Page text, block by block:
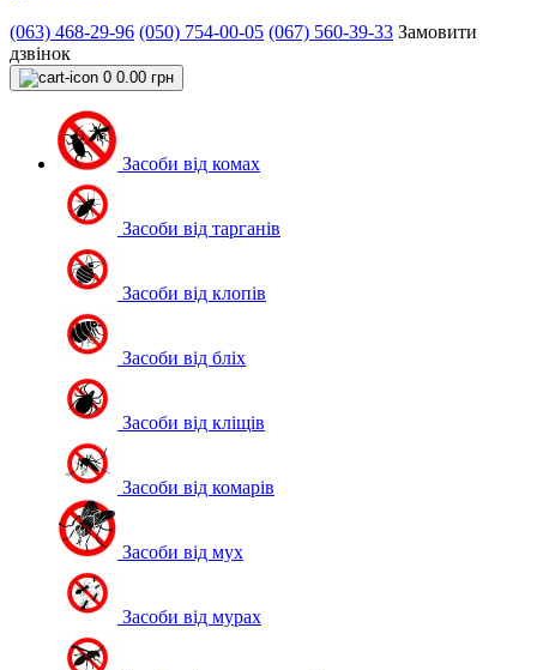
(063) 468-29-96 (050) 754-00-05 (067) 560-39-33 Замовити
дзвінок
0 0.00 грн
Засоби від комах
Засоби від тарганів
Засоби від клопів
Засоби від бліх
Засоби від кліщів
Засоби від комарів
Засоби від мух
Засоби від мурах